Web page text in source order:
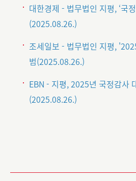
대한경제 - 법무법인 지평, ‘국
(2025.08.26.)
조세일보 - 법무법인 지평,
범(2025.08.26.)
EBN - 지평, 2025년 국정감사
(2025.08.26.)